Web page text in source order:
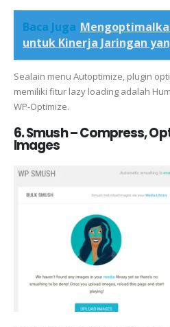
Baca Juga
untuk Kinerja Jaringan
Sealain menu Autoptimize, plugin
memiliki fitur lazy loading adalah
WP-Optimize.
6. Smush – Compress,
Images